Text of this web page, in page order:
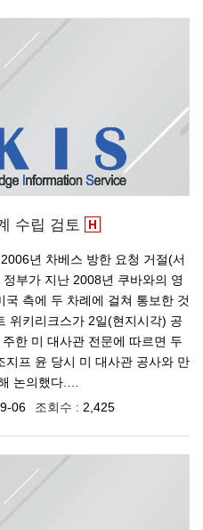
수립 검토
년 차베스 방한 요청 거절(서
부가 지난 2008년 쿠바와의 영
측에 두 차례에 걸쳐 통보한 것
위키리크스가 2일(현지시각) 공
한 미 대사관 전문에 따르면 두
지프 윤 당시 미 대사관 공사와 만
논의했다.…
06 조회수 : 2,425